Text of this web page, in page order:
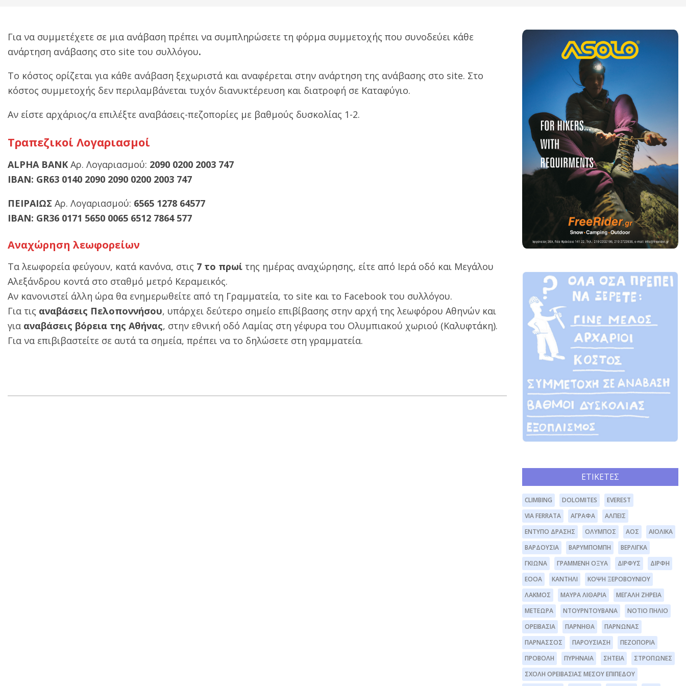
Για να συμμετέχετε σε μια ανάβαση πρέπει να συμπληρώσετε τη φόρμα συμμετοχής που συνοδεύει κάθε
ανάρτηση ανάβασης στο site του συλλόγου.
Το κόστος ορίζεται για κάθε ανάβαση ξεχωριστά και αναφέρεται στην ανάρτηση της ανάβασης στο site. Στο
κόστος συμμετοχής δεν περιλαμβάνεται τυχόν διανυκτέρευση και διατροφή σε Καταφύγιο.
Αν είστε αρχάριος/α επιλέξτε αναβάσεις-πεζοπορίες με βαθμούς δυσκολίας 1-2.
Τραπεζικοί Λογαριασμοί
ALPHA BANK Αρ. Λογαριασμού: 2090 0200 2003 747
IBAN: GR63 0140 2090 2090 0200 2003 747
ΠΕΙΡΑΙΩΣ Αρ. Λογαριασμού: 6565 1278 64577
IBAN: GR36 0171 5650 0065 6512 7864 577
Αναχώρηση λεωφορείων
Τα λεωφορεία φεύγουν, κατά κανόνα, στις 7 το πρωί της ημέρας αναχώρησης, είτε από Ιερά οδό και Μεγάλου
Αλεξάνδρου κοντά στο σταθμό μετρό Κεραμεικός.
Αν κανονιστεί άλλη ώρα θα ενημερωθείτε από τη Γραμματεία, το site και το Facebook του συλλόγου.
Για τις αναβάσεις Πελοποννήσου, υπάρχει δεύτερο σημείο επιβίβασης στην αρχή της λεωφόρου Αθηνών και
για αναβάσεις βόρεια της Αθήνας, στην εθνική οδό Λαμίας στη γέφυρα του Ολυμπιακού χωριού (Καλυφτάκη).
Για να επιβιβαστείτε σε αυτά τα σημεία, πρέπει να το δηλώσετε στη γραμματεία.
ΕΤΙΚΈΤΕΣ
CLIMBING DOLOMITES
EVEREST
VIA FERRATA
ΆΓΡΑΦΑ
ΆΛΠΕΙΣ
ΈΝΤΥΠΟ ΔΡΆΣΗΣ
ΌΛΥΜΠΟΣ ΑΟΣ
ΑΙΟΛΙΚΆ
ΒΑΡΔΟΎΣΙΑ
ΒΑΡΥΜΠΌΜΠΗ
ΒΕΡΛΊΓΚΑ
ΓΚΙΏΝΑ
ΓΡΑΜΜΈΝΗ ΟΞΥΆ ΔΊΡΦΥΣ
ΔΙΡΦΗ
ΕΟΟΑ
ΚΑΝΤΉΛΙ
ΚΌΨΗ ΞΕΡΟΒΟΥΝΊΟΥ
ΛΆΚΜΟΣ
ΜΑΥΡΑ ΛΙΘΆΡΙΑ
ΜΕΓΆΛΗ ΖΉΡΕΙΑ
ΜΕΤΈΩΡΑ
ΝΤΟΥΡΝΤΟΥΒΆΝΑ
ΝΌΤΙΟ ΠΉΛΙΟ
ΟΡΕΙΒΑΣΊΑ
ΠΆΡΝΗΘΑ
ΠΆΡΝΩΝΑΣ
ΠΑΡΝΑΣΣΌΣ
ΠΑΡΟΥΣΊΑΣΗ
ΠΕΖΟΠΟΡΊΑ
ΠΡΟΒΟΛΉ
ΠΥΡΗΝΑΊΑ ΣΗΤΕΊΑ
ΣΤΡΌΠΩΝΕΣ
ΣΧΟΛΉ ΟΡΕΙΒΑΣΊΑΣ ΜΈΣΟΥ ΕΠΙΠΈΔΟΥ